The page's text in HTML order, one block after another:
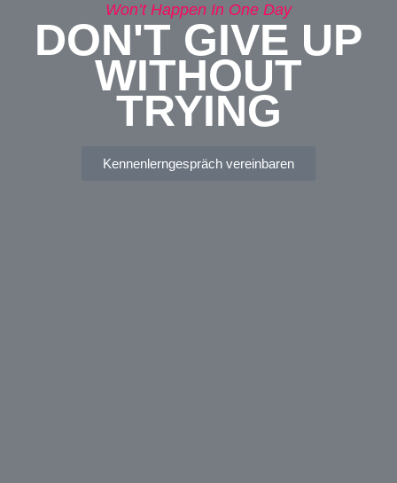
Won’t Happen In One Day
DON'T GIVE UP
WITHOUT
TRYING
Kennenlerngespräch vereinbaren